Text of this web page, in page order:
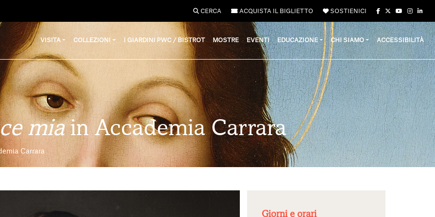
CERCA ACQUISTA IL BIGLIETTO SOSTIENICI
VISITA COLLEZIONI I GIARDINI PWC / BISTROT MOSTRE EVENTI EDUCAZIONE CHI SIAMO ACCESSIBILITÀ
miain Accademia Carrara
Carrara
Giorni e orari